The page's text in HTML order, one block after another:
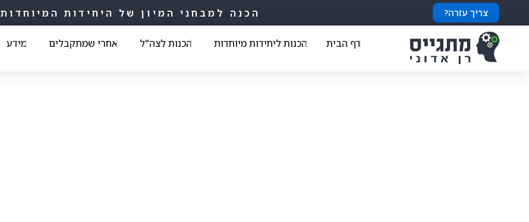
צריך עזרה? הכנה למבחני המיון של היחידות המיוחדות
דף הבית הכנות ליחידות מיוחדות הכנות לצה"ל אחרי שמתקבלים מידע